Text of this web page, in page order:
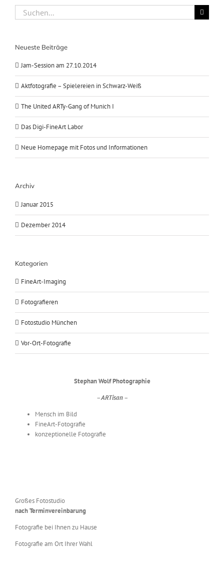
Suche
nach:
Neueste Beiträge
Jam-Session am 27.10.2014
Aktfotografie – Spielereien in Schwarz-Weiß
The United ARTy-Gang of Munich I
Das Digi-FineArt Labor
Neue Homepage mit Fotos und Informationen
Archiv
Januar 2015
Dezember 2014
Kategorien
FineArt-Imaging
Fotografieren
Fotostudio München
Vor-Ort-Fotografie
Stephan Wolf Photographie
– ARTisan –
Mensch im Bild
FineArt-Fotografie
konzeptionelle Fotografie
Großes Fotostudio
nach Terminvereinbarung
Fotografie bei Ihnen zu Hause
Fotografie am Ort Ihrer Wahl